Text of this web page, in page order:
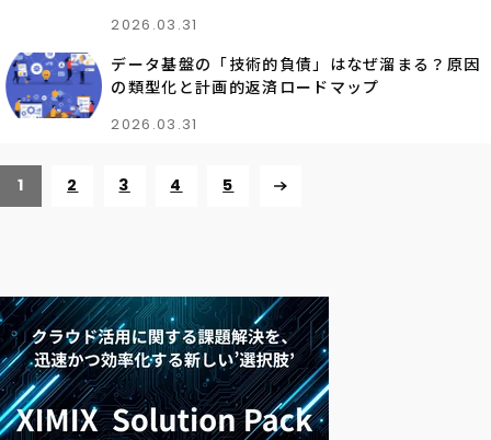
2026.03.31
データ基盤の「技術的負債」はなぜ溜まる？原因
の類型化と計画的返済ロードマップ
2026.03.31
1 2 3 4 5